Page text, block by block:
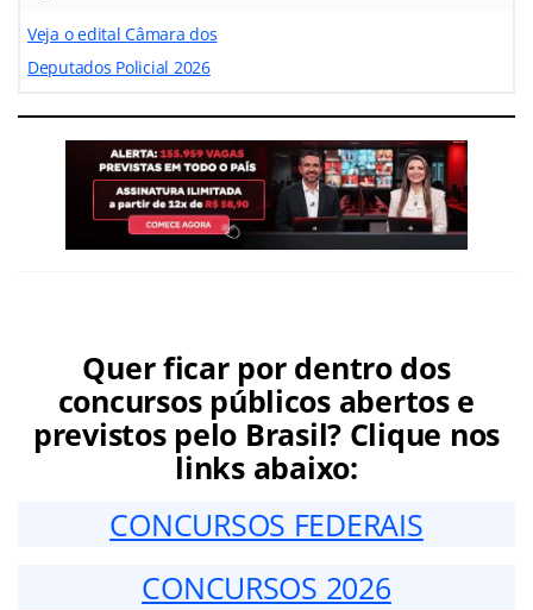
Veja o edital Câmara dos
Deputados Policial 2026
Quer ficar por dentro dos
concursos públicos abertos e
previstos pelo Brasil? Clique nos
links abaixo:
CONCURSOS FEDERAIS
CONCURSOS 2026